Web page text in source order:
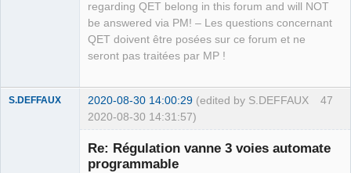
regarding QET belong in this forum and will NOT
be answered via PM! – Les questions concernant
QET doivent être posées sur ce forum et ne
seront pas traitées par MP !
47
S.DEFFAUX 2020-08-30 14:00:29 (edited by S.DEFFAUX
2020-08-30 14:31:57)
Re: Régulation vanne 3 voies automate
programmable